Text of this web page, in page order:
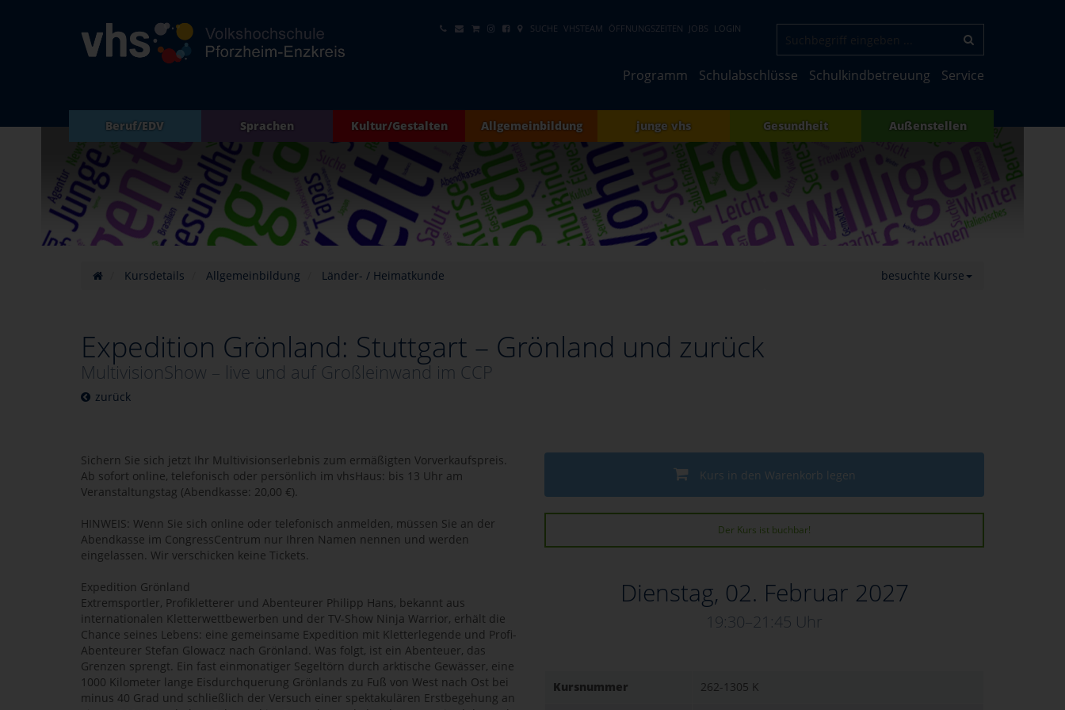
SUCHE VHSTEAM ÖFFNUNGSZEITEN JOBS LOGIN
Programm Schulabschlüsse Schulkindbetreuung Service
Beruf/EDV Sprachen Kultur/Gestalten Allgemeinbildung junge vhs Gesundheit Außenstellen
Kursdetails Allgemeinbildung Länder- / Heimatkunde besuchte Kurse
Expedition Grönland: Stuttgart – Grönland und zurück
MultivisionShow – live und auf Großleinwand im CCP
zurück
Kurs in den Warenkorb legen
Der Kurs ist buchbar!
Dienstag, 02. Februar 2027
19:30–21:45 Uhr
Kursnummer 262-1305 K
Sichern Sie sich jetzt Ihr Multivisionserlebnis zum ermäßigten Vorverkaufspreis.
Ab sofort online, telefonisch oder persönlich im vhsHaus: bis 13 Uhr am
Veranstaltungstag (Abendkasse: 20,00 €).
HINWEIS: Wenn Sie sich online oder telefonisch anmelden, müssen Sie an der
Abendkasse im CongressCentrum nur Ihren Namen nennen und werden
eingelassen. Wir verschicken keine Tickets.
Expedition Grönland
Extremsportler, Profikletterer und Abenteurer Philipp Hans, bekannt aus
internationalen Kletterwettbewerben und der TV-Show Ninja Warrior, erhält die
Chance seines Lebens: eine gemeinsame Expedition mit Kletterlegende und Profi-
Abenteurer Stefan Glowacz nach Grönland. Was folgt, ist ein Abenteuer, das
Grenzen sprengt. Ein fast einmonatiger Segeltörn durch arktische Gewässer, eine
1000 Kilometer lange Eisdurchquerung Grönlands zu Fuß von West nach Ost bei
minus 40 Grad und schließlich der Versuch einer spektakulären Erstbegehung an